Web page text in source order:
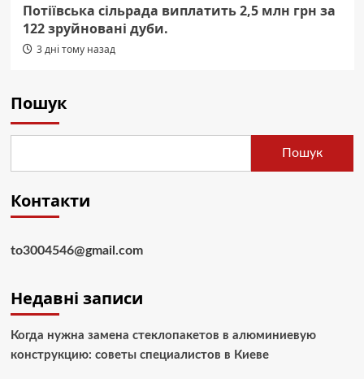
Потіївська сільрада виплатить 2,5 млн грн за
122 зруйновані дуби.
3 дні тому назад
Пошук
Пошук
Контакти
to3004546@gmail.com
Недавні записи
Когда нужна замена стеклопакетов в алюминиевую
конструкцию: советы специалистов в Киеве